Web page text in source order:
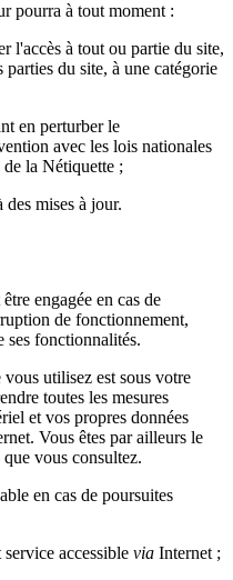
pourra à tout moment :
l'accès à tout ou partie du site,
parties du site, à une catégorie
en perturber le
avec les lois nationales
la Nétiquette ;
mises à jour.
engagée en cas de
de fonctionnement,
ses fonctionnalités.
utilisez est sous votre
toutes les mesures
et vos propres données
Vous êtes par ailleurs le
que vous consultez.
en cas de poursuites
accessible via Internet ;